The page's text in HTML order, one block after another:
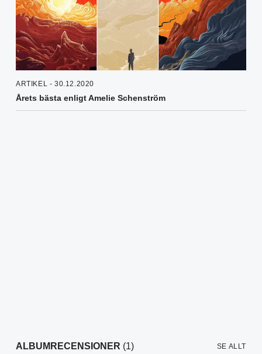
ARTIKEL - 30.12.2020
Årets bästa enligt Amelie Schenström
ALBUMRECENSIONER (1) SE ALLT